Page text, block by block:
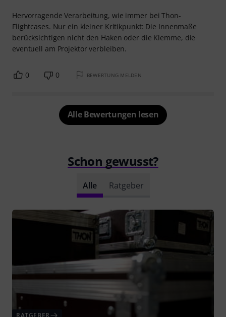
Hervorragende Verarbeitung, wie immer bei Thon-
Flightcases. Nur ein kleiner Kritikpunkt: Die Innenmaße
berücksichtigen nicht den Haken oder die Klemme, die
eventuell am Projektor verbleiben.
0 0 BEWERTUNG MELDEN
Alle Bewertungen lesen
Schon gewusst?
Alle Ratgeber